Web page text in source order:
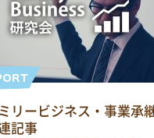
リービジネス・事業承
記事